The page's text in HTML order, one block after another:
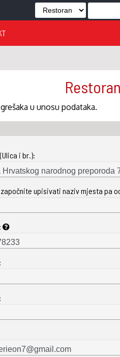
u unosu podataka.
i br.):
upisivati naziv mjesta pa